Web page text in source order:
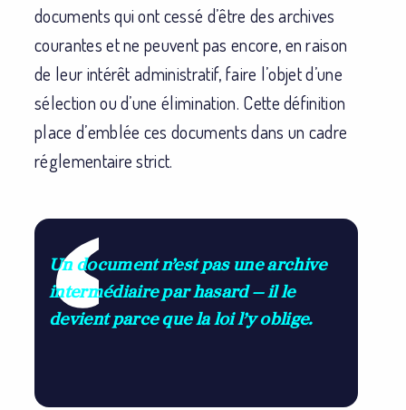
documents qui ont cessé d’être des archives
courantes et ne peuvent pas encore, en raison
de leur intérêt administratif, faire l’objet d’une
sélection ou d’une élimination. Cette définition
place d’emblée ces documents dans un cadre
réglementaire strict.
Un document n’est pas une archive
intermédiaire par hasard — il le
devient parce que la loi l’y oblige.